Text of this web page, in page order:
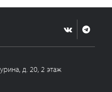
д. 20, 2 этаж